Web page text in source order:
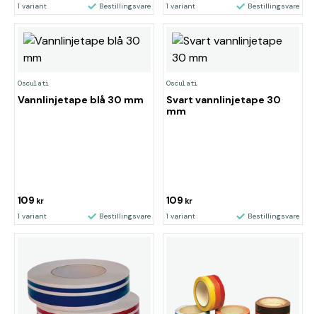
1 variant Bestillingsvare 1 variant Bestillingsvare
Osculati
Vannlinjetape blå 30 mm
109 kr
1 variant Bestillingsvare
Osculati
Svart vannlinjetape 30
mm
109 kr
1 variant Bestillingsvare